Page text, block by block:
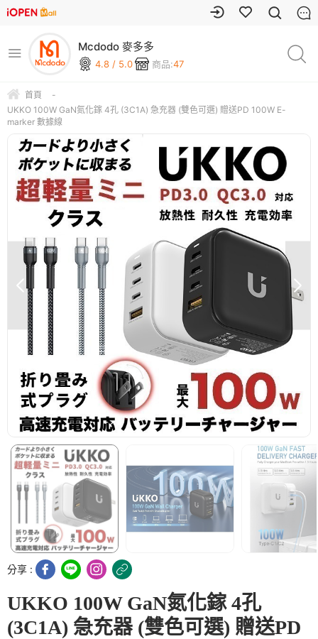
Mcdodo 麥多多
4.8 / 5.0 商品:47
首頁
-
UKKO 100W GaN氮化鎵 4孔 (3C1A) 急充器 (雙色可選) 贈送PD 100W E-
marker 數據線
分享 :
UKKO 100W GaN氮化鎵 4孔
(3C1A) 急充器 (雙色可選) 贈送PD